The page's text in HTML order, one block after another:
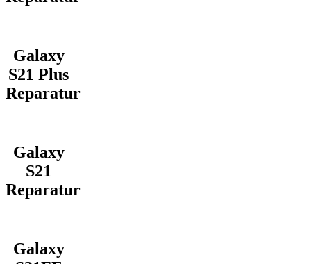
Galaxy
S21 Plus
Reparatur
Galaxy
S21
Reparatur
Galaxy